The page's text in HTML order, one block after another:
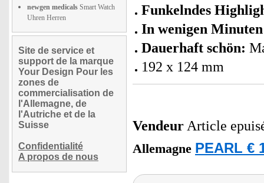
newgen medicals Smart Watch
Uhren Herren
Site de service et
support de la marque
Your Design Pour les
zones de
commercialisation de
l'Allemagne, de
l'Autriche et de la
Suisse
Confidentialité
A propos de nous
Funkelndes
In wenigen
Dauerhaft schön:
192 x 124 mm
Vendeur Article
Allemagne PEARL €